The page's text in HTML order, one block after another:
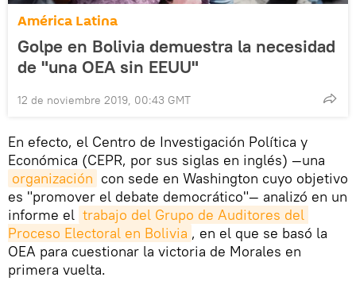
América Latina
Golpe en Bolivia demuestra la necesidad
de "una OEA sin EEUU"
12 de noviembre 2019, 00:43 GMT
En efecto, el Centro de Investigación Política y
Económica (CEPR, por sus siglas en inglés) —una
organización con sede en Washington cuyo objetivo
es "promover el debate democrático"— analizó en un
informe el trabajo del Grupo de Auditores del
Proceso Electoral en Bolivia , en el que se basó la
OEA para cuestionar la victoria de Morales en
primera vuelta.